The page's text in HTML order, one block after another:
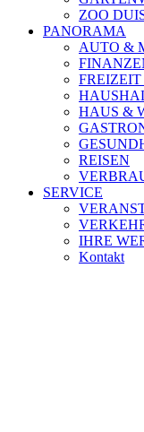
ZOO
PANORAMA
AUTO &
HAUS &
REISEN
SERVICE
IHRE
Kontakt